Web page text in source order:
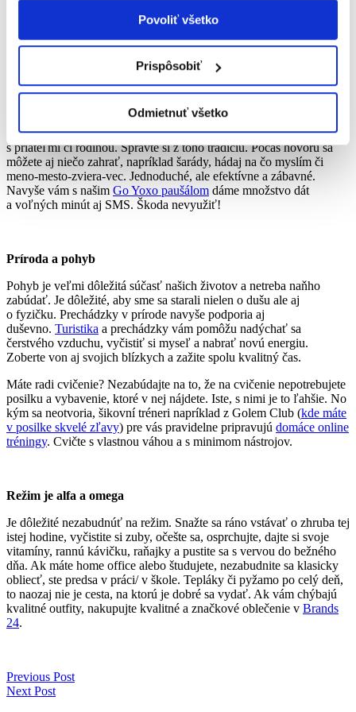
Povoliť všetko
Prispôsobiť
Odmietnuť všetko
Zachovajte kontakt s blízkymi
Verte či nie, nie ste jediný, kto takto zostal ,,zaseknutý“ doma. Hoci
nie je úplne možné stretnúť sa s kýmkoľvek, kontakt si môžeme
vynahradiť online cestou. Existuje množstvo appiek a škoda ich
nevyužiť. Napríklad Zoom, Skype, Webex, Hangouts a mnohé
ďalšie, vám poskytnú perfektný priestor na pravidelnú komunikáciu
s priateľmi či rodinou. Spravte si z toho tradíciu. Počas hovoru sa
môžete aj niečo zahrať, napríklad šarády, hádaj na čo myslím či
meno-mesto-zviera-vec. Jednoduché, ale efektívne a zábavné.
Navyše vám s našim Go Yoxo paušálom dáme množstvo dát
a voľných minút aj SMS. Škoda nevyužiť!
Príroda a pohyb
Pohyb je veľmi dôležitá súčasť našich životov a netreba naňho
zabúdať. Je dôležité, aby sme sa starali nielen o dušu ale aj
o fyzičku. Prechádzky v prírode navyše podporia aj
duševno. Turistika a prechádzky vám pomôžu nadýchať sa
čerstvého vzduchu, vyčistiť si myseľ a nabrať novú energiu.
Zoberte von aj svojich blízkych a zažite spolu kvalitný čas.
Máte radi cvičenie? Nezabúdajte na to, že na cvičenie nepotrebujete
posilku a vybavenie, ktoré v nej nájdete. Iste, s nimi je to ľahšie. No
kým sa neotvoria, šikovní tréneri napríklad z Golem Club (kde máte
v posilke skvelé zľavy) pre vás pravidelne pripravujú domáce online
tréningy. Cvičte s vlastnou váhou a s minimom nástrojov.
Režim je alfa a omega
Je dôležité nezabudnúť na režim. Snažte sa ráno vstávať o zhruba tej
istej hodine, vyčistite si zuby, očešte sa, osprchujte, dajte si svoje
vitamíny, rannú kávičku, raňajky a pustite sa s vervou do bežného
dňa. Ak máte home office alebo študujete, nezabudnite sa klasicky
obliecť, ste predsa v práci/ v škole. Tepláky či pyžamo po celý deň,
to naozaj nie je cesta, na ktorú je dobré sa vydať. Ak vám chýbajú
kvalitné outfity, nakupujte kvalitné a značkové oblečenie v Brands
24.
Previous Post
Next Post